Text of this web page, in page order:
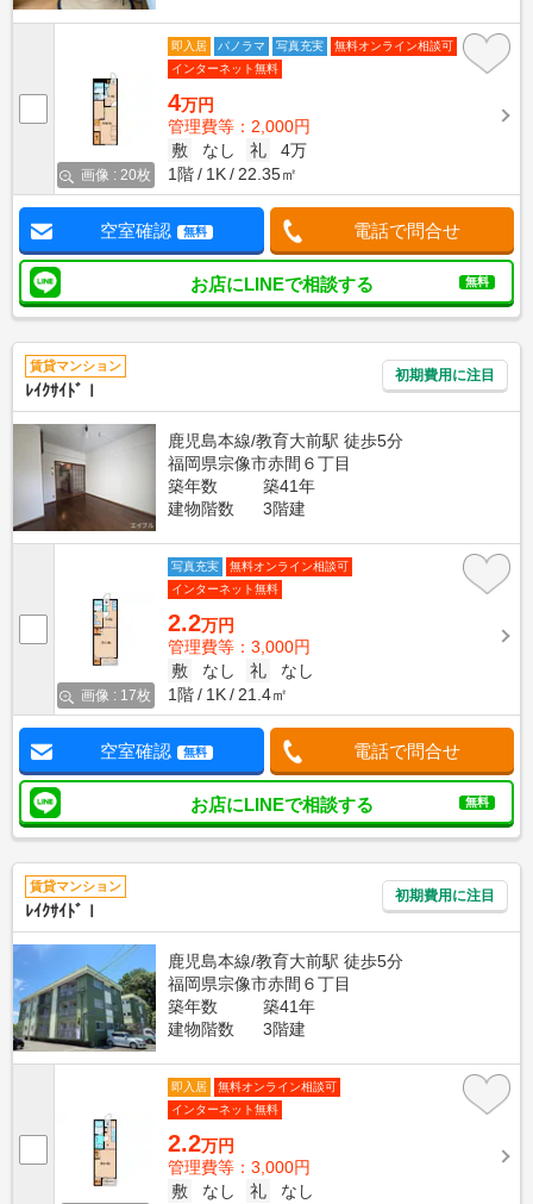
画像 : 20枚
即入居 パノラマ 写真充実
無料オンライン相談可
インターネット無料
4万円
管理費等：2,000円
敷
なし 礼
4万
1階
1K 22.35㎡
空室確認 無料 電話で問合せ
お店にLINEで相談する 無料
賃貸マンション
ﾚｲｸｻｲﾄﾞⅠ
初期費用に注目
鹿児島本線/教育大前駅 徒歩5分
福岡県宗像市赤間６丁目
築年数
築41年
建物階数
3階建
画像 : 17枚
写真充実
無料オンライン相談可
インターネット無料
2.2万円
管理費等：3,000円
敷
なし 礼
なし
1階
1K 21.4㎡
空室確認 無料 電話で問合せ
お店にLINEで相談する 無料
賃貸マンション
ﾚｲｸｻｲﾄﾞⅠ
初期費用に注目
鹿児島本線/教育大前駅 徒歩5分
福岡県宗像市赤間６丁目
築年数
築41年
建物階数
3階建
即入居
無料オンライン相談可
インターネット無料
2.2万円
管理費等：3,000円
敷
なし 礼
なし